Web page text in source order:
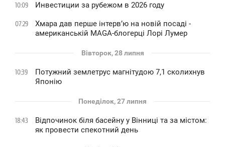
10:09 Инвестиции за рубежом в 2026 году
07:29
Хмара дав перше інтервʼю на новій посаді -
американській MAGA-блогерці Лорі Лумер
Вівторок, 28 липня
10:39
Потужний землетрус магнітудою 7,1 сколихнув
Японію
Понеділок, 27 липня
18:43
Відпочинок біля басейну у Вінниці та за містом:
як провести спекотний день